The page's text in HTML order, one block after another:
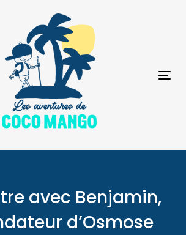
avec Benjamin,
d’Osmose